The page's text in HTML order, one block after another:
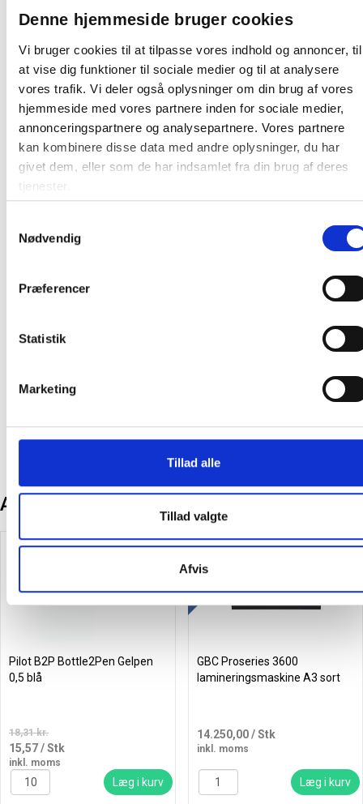
Denne hjemmeside bruger cookies
Vi bruger cookies til at tilpasse vores indhold og annoncer, til
at vise dig funktioner til sociale medier og til at analysere
vores trafik. Vi deler også oplysninger om din brug af vores
hjemmeside med vores partnere inden for sociale medier,
annonceringspartnere og analysepartnere. Vores partnere
kan kombinere disse data med andre oplysninger, du har
givet dem, eller som de har indsamlet fra din brug af deres
tjenester.
Nødvendig
Præferencer
Statistik
Marketing
Tillad alle
Tillad valgte
Afvis
Andre kunder købte også
Køb mere og spar
89,00 / Rulle
inkl. moms
Læg i kurv Læg i kurv
Andre kunder købte også
Pilot B2P Bottle2Pen Gelpen
0,5 blå
18,31 kr.
15,57/ Stk
inkl. moms
Læg i kurv
Gratis levering
GBC Proseries 3600
lamineringsmaskine A3 sort
14.250,00/ Stk
inkl. moms
Læg i kurv